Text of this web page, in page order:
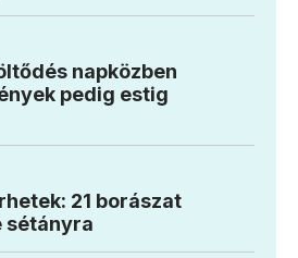
napközben
pedig estig
21 borászat
sétányra